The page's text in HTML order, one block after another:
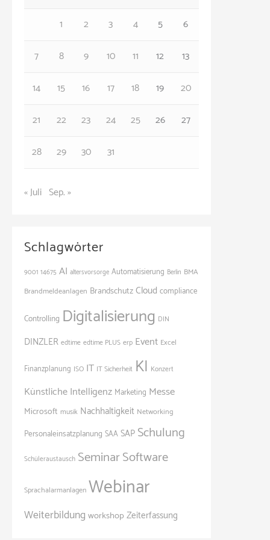
1
2 3 4 5
6
7
8 9 10 11 12
13
14
15 16 17 18 19
20
21
22 23 24 25 26
27
28
29 30 31
« Juli Sep. »
Schlagwörter
9001 14675 AI altersvorsorge Automatisierung Berlin BMA
Brandmeldeanlagen BrandschutzCloud compliance
Controlling Digitalisierung DIN
DINZLER edtime edtime PLUS erp Event Excel
Finanzplanung ISO IT IT Sicherheit KI Konzert
Künstliche Intelligenz Marketing Messe
Microsoft musik Nachhaltigkeit Networking
Personaleinsatzplanung SAASAP Schulung
Schüleraustausch SeminarSoftware
Sprachalarmanlagen Webinar
Weiterbildung workshop Zeiterfassung